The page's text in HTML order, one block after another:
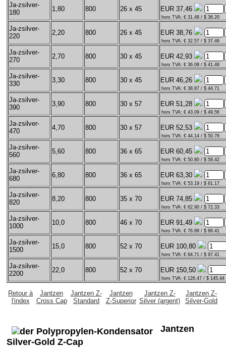
Ja-zsilver-
180
1,80 800 26 x 45 EUR 37,46
hors TVA: € 31.48 / $ 36.20
Ja-zsilver-
220
2,20 800 26 x 45 EUR 38,76
hors TVA: € 32.57 / $ 37.46
Ja-zsilver-
270
2,70 800 30 x 45 EUR 42,93
hors TVA: € 36.08 / $ 41.49
Ja-zsilver-
330
3,30 800 30 x 45 EUR 46,26
hors TVA: € 38.87 / $ 44.71
Ja-zsilver-
390
3,90 800 30 x 57 EUR 51,28
hors TVA: € 43.09 / $ 49.56
Ja-zsilver-
470
4,70 800 30 x 57 EUR 52,53
hors TVA: € 44.14 / $ 50.76
Ja-zsilver-
560
5,60 800 36 x 65 EUR 60,45
hors TVA: € 50.80 / $ 58.42
Ja-zsilver-
680
6,80 800 36 x 65 EUR 63,30
hors TVA: € 53.19 / $ 61.17
Ja-zsilver-
820
8,20 800 35 x 70 EUR 74,85
hors TVA: € 62.90 / $ 72.33
Ja-zsilver-
1000
10,0 800 46 x 70 EUR 91,49
hors TVA: € 76.88 / $ 88.41
Ja-zsilver-
1500
15,0 800 52 x 70 EUR 100,80
hors TVA: € 84.71 / $ 97.41
Ja-zsilver-
2200
22,0 800 52 x 70 EUR 150,50
hors TVA: € 126.47 / $ 145.44
Retour à
l'index
Jantzen
Cross Cap
Jantzen Z-
Standard
Jantzen
Z-Superior
Jantzen Z-
Silver (argent)
Jantzen Z-
Silver-Gold
Jantzen
Silver-Gold Z-Cap